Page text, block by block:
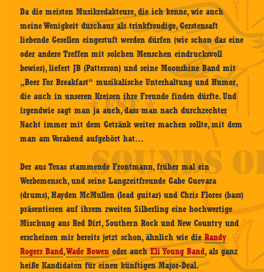
Da die meisten Musikredakteure, die ich kenne, wie auch
meine Wenigkeit durchaus als trinkfreudige, Gerstensaft
liebende Gesellen eingestuft werden dürfen (wie schon das eine
oder andere Treffen mit solchen Menschen eindrucksvoll
bewies), liefert JB (Patterson) und seine Moonshine Band mit
„Beer For Breakfast“ musikalische Unterhaltung und Humor,
die auch in unseren Kreisen ihre Freunde finden dürfte. Und
irgendwie sagt man ja auch, dass man nach durchzechter
Nacht immer mit dem Getränk weiter machen sollte, mit dem
man am Vorabend aufgehört hat…
Der aus Texas stammende Frontmann, früher mal ein
Werbemensch, und seine Langzeitfreunde Gabe Guevara
(drums), Hayden McMullen (lead guitar) und Chris Flores (bass)
präsentieren auf ihrem zweiten Silberling eine hochwertige
Mischung aus Red Dirt, Southern Rock und New Country und
erscheinen mir bereits jetzt schon, ähnlich wie dieRandy
Rogers Band,Wade Bowen oder auchEli Young Band, als ganz
heiße Kandidaten für einen künftigen Major-Deal.